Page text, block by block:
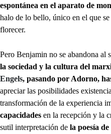
espontánea en el aparato de
halo de lo bello, único en el que
florecer.
Pero Benjamin no se abandona al
la sociedad y la cultura del
Engels, pasando por Adorno,
apreciar las posibilidades
transformación de la experiencia
capacidades en la recepción y la
sutil interpretación de la poesía de